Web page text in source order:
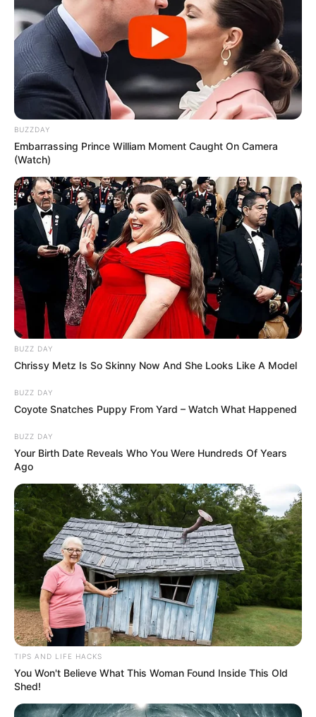
BUZZDAY
Embarrassing Prince William Moment Caught On Camera
(Watch)
BUZZ DAY
Chrissy Metz Is So Skinny Now And She Looks Like A Model
BUZZ DAY
Coyote Snatches Puppy From Yard – Watch What Happened
BUZZ DAY
Your Birth Date Reveals Who You Were Hundreds Of Years
Ago
TIPS AND LIFE HACKS
You Won't Believe What This Woman Found Inside This Old
Shed!